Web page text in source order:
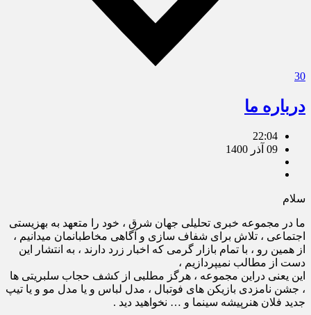
30
درباره ما
22:04
09 آذر 1400
سلام
ما در مجموعه خبری تحلیلی جهان شرق ، خود را متعهد به بهزیستی
اجتماعی ، تلاش برای شفاف سازی و آگاهی مخاطبانمان میدانیم ،
از همین رو ، با تمام بازار گرمی که اخبار زرد دارند ، به انتشار این
دست از مطالب نمیپردازیم ،
این یعنی دراین مجموعه ، هرگز مطلبی از کشف حجاب سلبریتی ها
، جشن نامزدی بازیکن های فوتبال ، مدل لباس و یا مدل مو و یا تیپ
جدید فلان هنرپیشه سینما و … نخواهید دید .